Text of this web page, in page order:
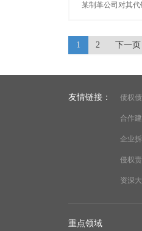
某制革公司对其
1 2 下一页
友情链接： 债权
合作
企业
侵权
资深
重点领域